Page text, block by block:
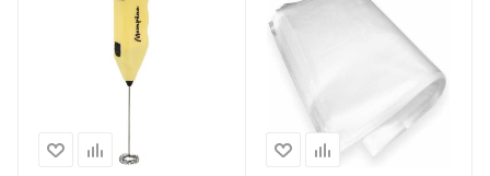
В наличии в пункте
самовывоза
18.08.2026
В наличии в пункте
самовывоза
Нет